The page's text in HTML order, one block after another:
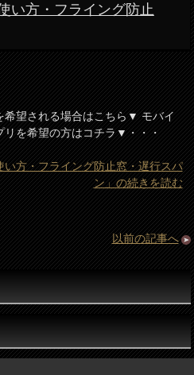
い方・フライング防止
希望される場合はこちら▼ モバイ
リを希望の方はコチラ▼・・・
方・フライング防止窓・遅行スパ
ン」の続きを読む
以前の記事へ